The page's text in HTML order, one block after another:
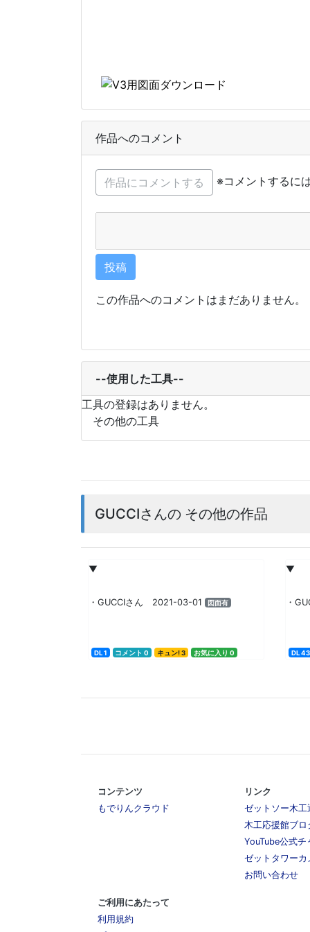
作品へのコメント
※コメントするに
この作品へのコメントはまだありません。
--使用した工具--
工具の登録はありません。
その他の工具
GUCCIさんの その他の作品
▼
・GUCCIさん 2021-03-01 図面有
DL 1 コメント 0 キュン! 3 お気に入り 0
▼
・
DL 43
コンテンツ
もでりんクラウド
リンク
ゼットソー木工
木工応援館ブロ
YouTube公式チ
ゼットタワーカ
お問い合わせ
ご利用にあたって
利用規約